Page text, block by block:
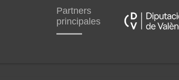
Partners
principales